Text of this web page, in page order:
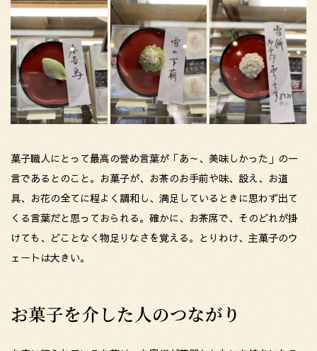
菓子職人にとって最高の誉め言葉が「あ～、美味しかった」の一
言であるとのこと。お菓子が、お茶のお手前や味、設え、お道
具、お花の全てに程よく調和し、満足しているときに思わず出て
くる言葉だと思っておられる。確かに、お茶席で、そのどれが掛
けても、どことなく物足りなさを覚える。とりわけ、主菓子のウ
ェートは大きい。
お菓子を介した人のつながり